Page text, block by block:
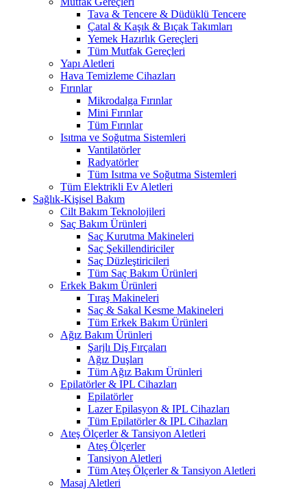
Tava & Tencere & Düdüklü Tencere
Çatal & Kaşık & Bıçak Takımları
Yemek Hazırlık Gereçleri
Tüm Mutfak Gereçleri
Yapı Aletleri
Hava Temizleme Cihazları
Fırınlar
Mikrodalga Fırınlar
Mini Fırınlar
Tüm Fırınlar
Isıtma ve Soğutma Sistemleri
Vantilatörler
Radyatörler
Tüm Isıtma ve Soğutma Sistemleri
Tüm Elektrikli Ev Aletleri
Sağlık-Kişisel Bakım
Cilt Bakım Teknolojileri
Saç Bakım Ürünleri
Saç Kurutma Makineleri
Saç Şekillendiriciler
Saç Düzleştiricileri
Tüm Saç Bakım Ürünleri
Erkek Bakım Ürünleri
Tıraş Makineleri
Saç & Sakal Kesme Makineleri
Tüm Erkek Bakım Ürünleri
Ağız Bakım Ürünleri
Şarjlı Diş Fırçaları
Ağız Duşları
Tüm Ağız Bakım Ürünleri
Epilatörler & IPL Cihazları
Epilatörler
Lazer Epilasyon & IPL Cihazları
Tüm Epilatörler & IPL Cihazları
Ateş Ölçerler & Tansiyon Aletleri
Ateş Ölçerler
Tansiyon Aletleri
Tüm Ateş Ölçerler & Tansiyon Aletleri
Masaj Aletleri